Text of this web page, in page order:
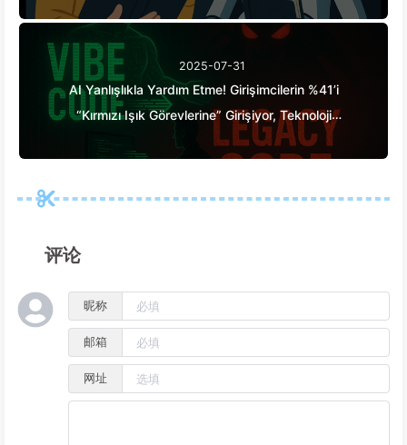
2025-07-31
AI Yanlışlıkla Yardım Etme! Girişimcilerin %41’i
“Kırmızı Işık Görevlerine” Girişiyor, Teknoloji
Yetersiz, Çalışanlar Daha Çok Acı Çekiyor —
评论
昵称
邮箱
网址